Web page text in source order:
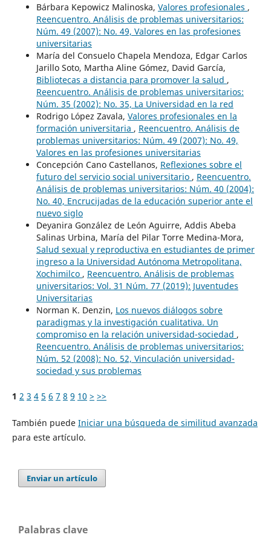
Bárbara Kepowicz Malinoska, Valores profesionales ,
Reencuentro. Análisis de problemas universitarios:
Núm. 49 (2007): No. 49, Valores en las profesiones
universitarias
María del Consuelo Chapela Mendoza, Edgar Carlos
Jarillo Soto, Martha Aline Gómez, David García,
Bibliotecas a distancia para promover la salud ,
Reencuentro. Análisis de problemas universitarios:
Núm. 35 (2002): No. 35, La Universidad en la red
Rodrigo López Zavala, Valores profesionales en la
formación universitaria , Reencuentro. Análisis de
problemas universitarios: Núm. 49 (2007): No. 49,
Valores en las profesiones universitarias
Concepción Cano Castellanos, Reflexiones sobre el
futuro del servicio social universitario , Reencuentro.
Análisis de problemas universitarios: Núm. 40 (2004):
No. 40, Encrucijadas de la educación superior ante el
nuevo siglo
Deyanira González de León Aguirre, Addis Abeba
Salinas Urbina, María del Pilar Torre Medina-Mora,
Salud sexual y reproductiva en estudiantes de primer
ingreso a la Universidad Autónoma Metropolitana,
Xochimilco , Reencuentro. Análisis de problemas
universitarios: Vol. 31 Núm. 77 (2019): Juventudes
Universitarias
Norman K. Denzin, Los nuevos diálogos sobre
paradigmas y la investigación cualitativa. Un
compromiso en la relación universidad-sociedad ,
Reencuentro. Análisis de problemas universitarios:
Núm. 52 (2008): No. 52, Vinculación universidad-
sociedad y sus problemas
1 2 3 4 5 6 7 8 9 10 > >>
También puede Iniciar una búsqueda de similitud avanzada
para este artículo.
Enviar un artículo
Palabras clave